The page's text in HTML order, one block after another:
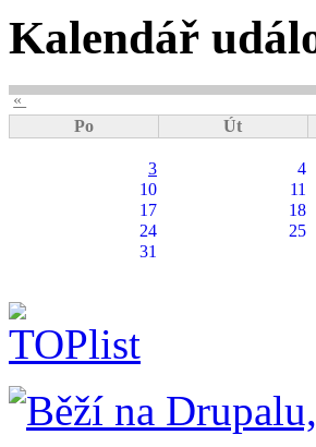
Kalendář
«
Po
Út
3 4
10
11
17
18
24
25
31